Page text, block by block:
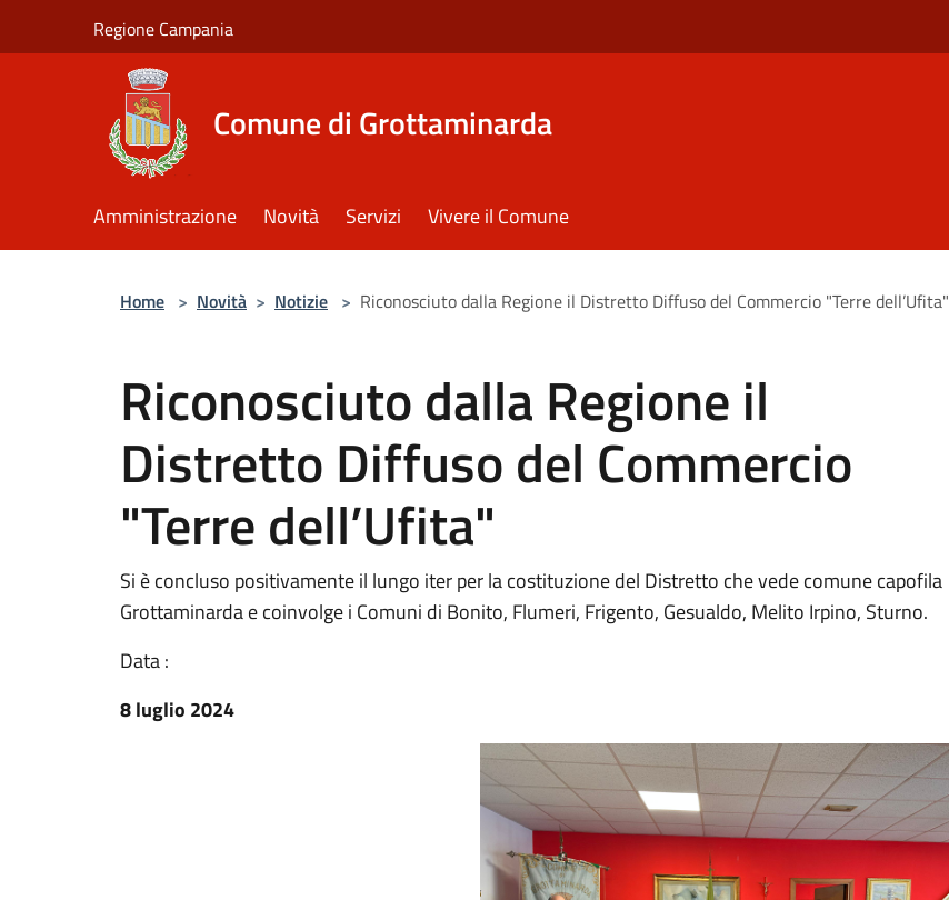
Regione Campania
Comune di Grottaminarda
Amministrazione Novità Servizi Vivere il Comune
Home > Novità > Notizie > Riconosciuto dalla Regione il Distretto Diffuso del Commercio "Terre dell’Ufita"
Riconosciuto dalla Regione il
Distretto Diffuso del Commercio
"Terre dell’Ufita"
Si è concluso positivamente il lungo iter per la costituzione del Distretto che vede comune capofila
Grottaminarda e coinvolge i Comuni di Bonito, Flumeri, Frigento, Gesualdo, Melito Irpino, Sturno.
Data :
8 luglio 2024